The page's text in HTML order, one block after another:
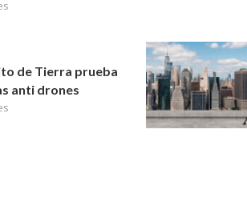
de Tierra prueba
anti drones